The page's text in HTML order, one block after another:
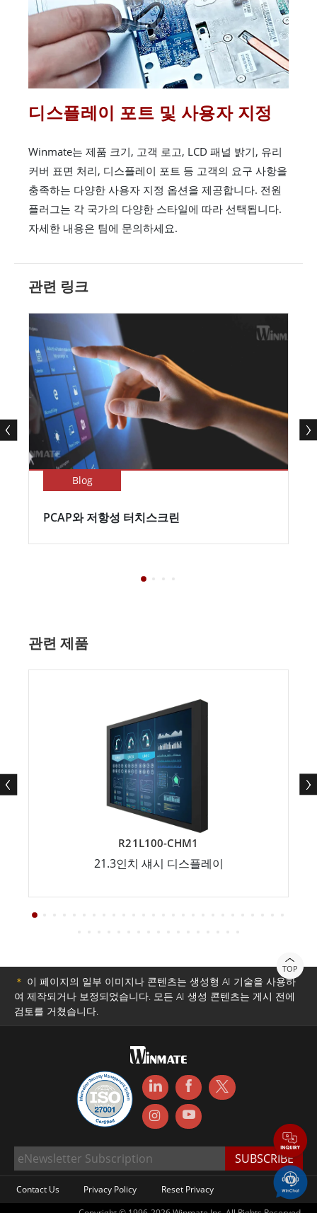
디스플레이 포트 및 사용자 지정
Winmate는 제품 크기, 고객 로고, LCD 패널 밝기, 유리
커버 표면 처리, 디스플레이 포트 등 고객의 요구 사항을
충족하는 다양한 사용자 지정 옵션을 제공합니다. 전원
플러그는 각 국가의 다양한 스타일에 따라 선택됩니다.
자세한 내용은 팀에 문의하세요.
관련 링크
Blog
PCAP와 저항성 터치스크린
관련 제품
R21L100-CHM1
21.3인치 섀시 디스플레이
TOP
＊ 이 페이지의 일부 이미지나 콘텐츠는 생성형 AI 기술을 사용하
여 제작되거나 보정되었습니다. 모든 AI 생성 콘텐츠는 게시 전에
검토를 거쳤습니다.
Contact Us Privacy Policy
Reset Privacy